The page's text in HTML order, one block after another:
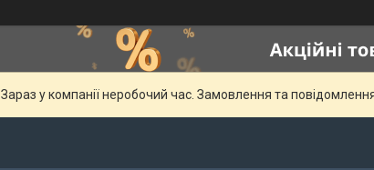
Зараз у компанії неробочий час. Замовлення та